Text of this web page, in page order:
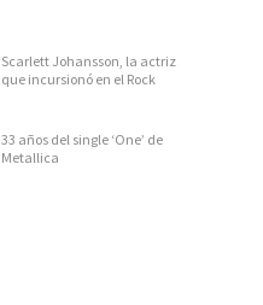
Scarlett Johansson, la actriz
que incursionó en el Rock
33 años del single ‘One’ de
Metallica